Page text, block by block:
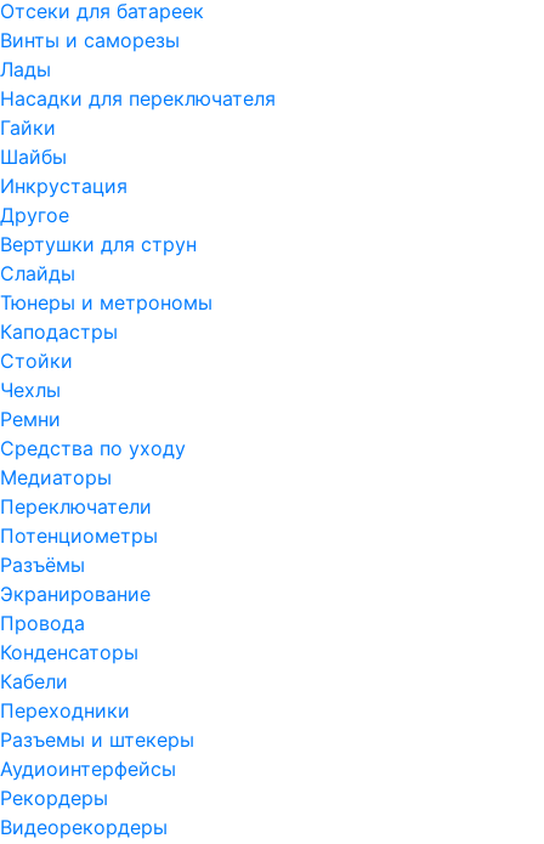
Отсеки для батареек
Винты и саморезы
Лады
Насадки для переключателя
Гайки
Шайбы
Инкрустация
Другое
Вертушки для струн
Слайды
Тюнеры и метрономы
Каподастры
Стойки
Чехлы
Ремни
Средства по уходу
Медиаторы
Переключатели
Потенциометры
Разъёмы
Экранирование
Провода
Конденсаторы
Кабели
Переходники
Разъемы и штекеры
Аудиоинтерфейсы
Рекордеры
Видеорекордеры